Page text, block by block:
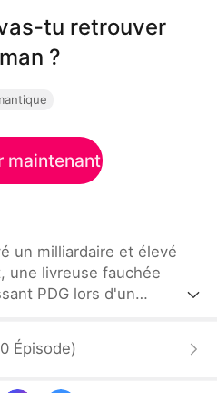
tu retrouver
?
maintenant
un milliardaire et élevé
une livreuse fauchée
PDG lors d'un
pourrait enfin révéler la
Épisode)